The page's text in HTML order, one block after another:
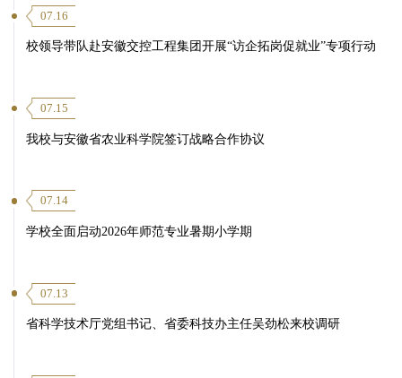
07.16
校领导带队赴安徽交控工程集团开展“访企拓岗促就业”专项行动
07.15
我校与安徽省农业科学院签订战略合作协议
07.14
学校全面启动2026年师范专业暑期小学期
07.13
省科学技术厅党组书记、省委科技办主任吴劲松来校调研